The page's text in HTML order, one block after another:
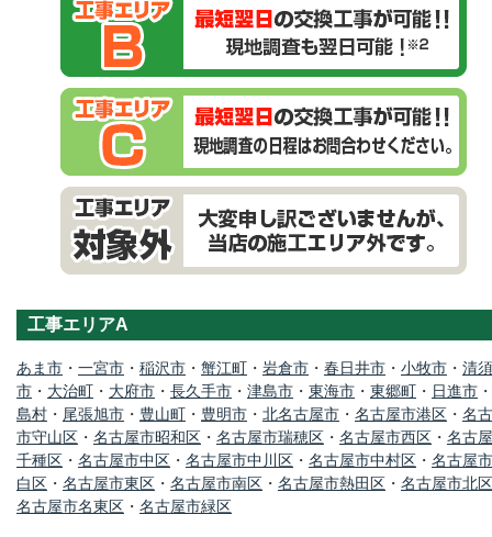
工事エリアA
あま市 ・ 一宮市 ・ 稲沢市 ・ 蟹江町 ・ 岩倉市 ・ 春日井市 ・ 小牧市 ・ 清須
市 ・ 大治町 ・ 大府市 ・ 長久手市 ・ 津島市 ・ 東海市 ・ 東郷町 ・ 日進市 ・
島村 ・ 尾張旭市 ・ 豊山町 ・ 豊明市 ・ 北名古屋市 ・ 名古屋市港区 ・ 名
市守山区 ・ 名古屋市昭和区 ・ 名古屋市瑞穂区 ・ 名古屋市西区 ・ 名古
千種区 ・ 名古屋市中区 ・ 名古屋市中川区 ・ 名古屋市中村区 ・ 名古屋
白区 ・ 名古屋市東区 ・ 名古屋市南区 ・ 名古屋市熱田区 ・ 名古屋市北区
名古屋市名東区 ・ 名古屋市緑区